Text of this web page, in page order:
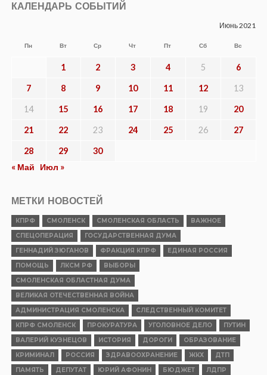
КАЛЕНДАРЬ СОБЫТИЙ
Июнь 2021
Пн Вт Ср Чт Пт Сб Вс
1 2 3 4 5 6
7 8 9 10 11 12 13
14 15 16 17 18 19 20
21 22 23 24 25 26 27
28 29
30
« Май
Июл »
МЕТКИ НОВОСТЕЙ
КПРФ СМОЛЕНСК СМОЛЕНСКАЯ ОБЛАСТЬ
ВАЖНОЕ
СПЕЦОПЕРАЦИЯ
ГОСУДАРСТВЕННАЯ ДУМА
ГЕННАДИЙ ЗЮГАНОВ
ФРАКЦИЯ КПРФ
ЕДИНАЯ РОССИЯ
ПОМОЩЬ
ЛКСМ РФ
ВЫБОРЫ
СМОЛЕНСКАЯ ОБЛАСТНАЯ ДУМА
ВЕЛИКАЯ ОТЕЧЕСТВЕННАЯ ВОЙНА
АДМИНИСТРАЦИЯ СМОЛЕНСКА
СЛЕДСТВЕННЫЙ КОМИТЕТ
КПРФ СМОЛЕНСК
ПРОКУРАТУРА УГОЛОВНОЕ ДЕЛО
ПУТИН
ВАЛЕРИЙ КУЗНЕЦОВ
ИСТОРИЯ ДОРОГИ
ОБРАЗОВАНИЕ
КРИМИНАЛ
РОССИЯ ЗДРАВООХРАНЕНИЕ ЖКХ
ДТП
ПАМЯТЬ
ДЕПУТАТ ЮРИЙ АФОНИН БЮДЖЕТ ЛДПР